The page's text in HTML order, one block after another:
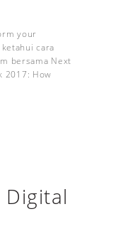
your
ketahui cara
bersama Next
2017: How